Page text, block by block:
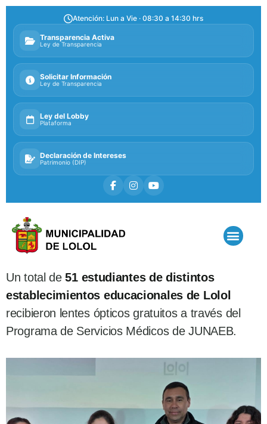
Atención: Lun a Vie · 08:30 a 14:30 hrs
Transparencia Activa
Ley de Transparencia
Solicitar Información
Ley de Transparencia
Ley del Lobby
Plataforma
Declaración de Intereses
Patrimonio (DIP)
Un total de51 estudiantes de distintos
establecimientos educacionales de Lolol
recibieron lentes ópticos gratuitos a través del
Programa de Servicios Médicos de JUNAEB.